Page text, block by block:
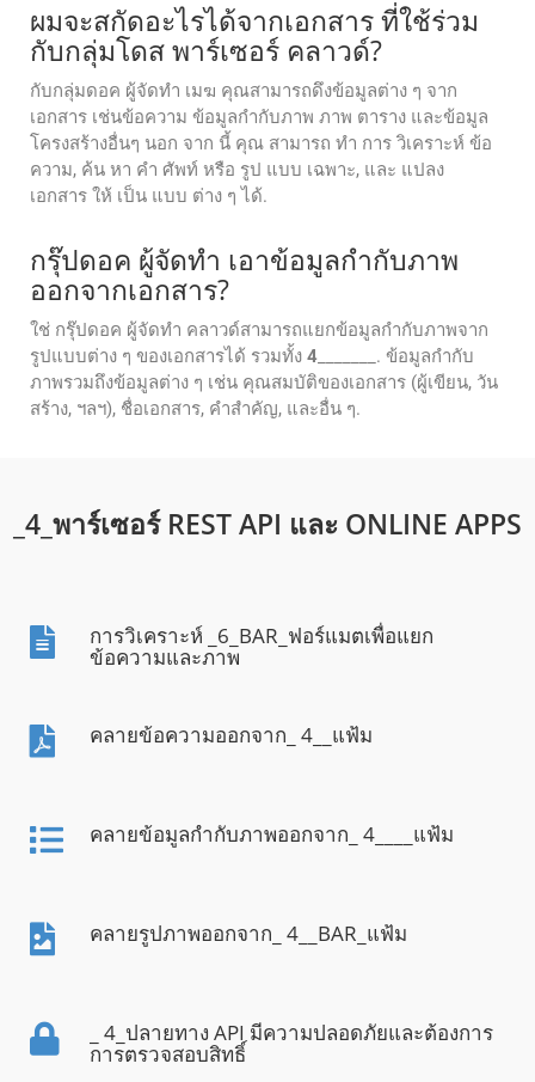
ผมจะสกัดอะไรได้จากเอกสาร ที่ใช้ร่วม
กับกลุ่มโดส พาร์เซอร์ คลาวด์?
กับกลุ่มดอค ผู้จัดทํา เมฆ คุณสามารถดึงข้อมูลต่าง ๆ จาก
เอกสาร เช่นข้อความ ข้อมูลกํากับภาพ ภาพ ตาราง และข้อมูล
โครงสร้างอื่นๆ นอก จาก นี้ คุณ สามารถ ทํา การ วิเคราะห์ ข้อ
ความ, ค้น หา คํา ศัพท์ หรือ รูป แบบ เฉพาะ, และ แปลง
เอกสาร ให้ เป็น แบบ ต่าง ๆ ได้.
กรุ๊ปดอค ผู้จัดทํา เอาข้อมูลกํากับภาพ
ออกจากเอกสาร?
ใช่ กรุ๊ปดอค ผู้จัดทํา คลาวด์สามารถแยกข้อมูลกํากับภาพจาก
รูปแบบต่าง ๆ ของเอกสารได้ รวมทั้ง 4 _______. ข้อมูลกํากับ
ภาพรวมถึงข้อมูลต่าง ๆ เช่น คุณสมบัติของเอกสาร (ผู้เขียน, วัน
สร้าง, ฯลฯ), ชื่อเอกสาร, คําสําคัญ, และอื่น ๆ.
_4_พาร์เซอร์ REST API และ ONLINE APPS
การวิเคราะห์ _6_BAR_ฟอร์แมตเพื่อแยก
ข้อความและภาพ
คลายข้อความออกจาก_ 4__แฟ้ม
คลายข้อมูลกํากับภาพออกจาก_ 4____แฟ้ม
คลายรูปภาพออกจาก_ 4__BAR_แฟ้ม
_ 4_ปลายทาง API มีความปลอดภัยและต้องการ
การตรวจสอบสิทธิ์